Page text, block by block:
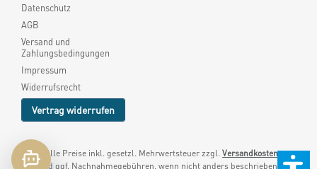
Datenschutz
AGB
Versand und
Zahlungsbedingungen
Impressum
Widerrufsrecht
Vertrag widerrufen
* Alle Preise inkl. gesetzl. Mehrwertsteuer zzgl. Versandkosten
und ggf. Nachnahmegebühren, wenn nicht anders beschrieben.